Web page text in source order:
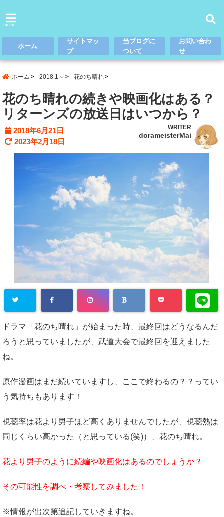
menu
ホーム
サイトマッ
プ
当ブログに
ついて
お問い合わ
せ
ホーム 2018.1～ 花のち晴れ
花のち晴れの続きや映画化はある？
リターンズの放送日はいつから？
2018年6月21日
2023年2月18日
WRITER
dorameisterMai
ドラマ「花のち晴れ」が始まった時、最終回はどうなるんだ
ろうと思っていましたが、武道大会で最終回を迎えました
ね。
原作漫画はまだ続いていますし、ここで終わるの？？ってい
う気持ちもあります！
視聴率は花より男子ほど高くありませんでしたが、視聴熱は
同じくらい高かった（と思っている(笑)）、花のち晴れ。
花より男子のように続編や映画化はあるのでしょうか？
その可能性を調べ・考察してみました！
※情報が出次第追記していきますね。